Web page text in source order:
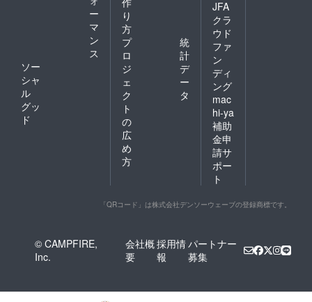
ー
マ
ン
ス
ソー
シャ
ル
グッ
ド
り
方
プ
ロ
ジ
ェ
ク
ト
の
広
め
方
統
計
デ
ー
タ
JFA
クラ
ウド
ファ
ン
ディ
ング
mac
hi-ya
補助
金申
請サ
ポー
ト
「QRコード」は株式会社デンソーウェーブの登録商標です。
© CAMPFIRE,
Inc.
会社概
要
採用情
報
パートナー
募集